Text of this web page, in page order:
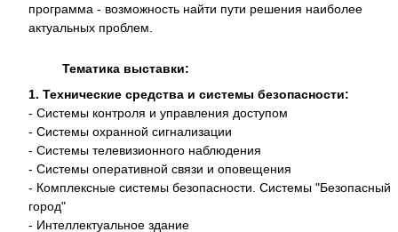
программа - возможность найти пути решения наиболее
актуальных проблем.
Тематика выставки:
1. Технические средства и системы безопасности:
- Системы контроля и управления доступом
- Системы охранной сигнализации
- Системы телевизионного наблюдения
- Системы оперативной связи и оповещения
- Комплексные системы безопасности. Системы "Безопасный
город"
- Интеллектуальное здание